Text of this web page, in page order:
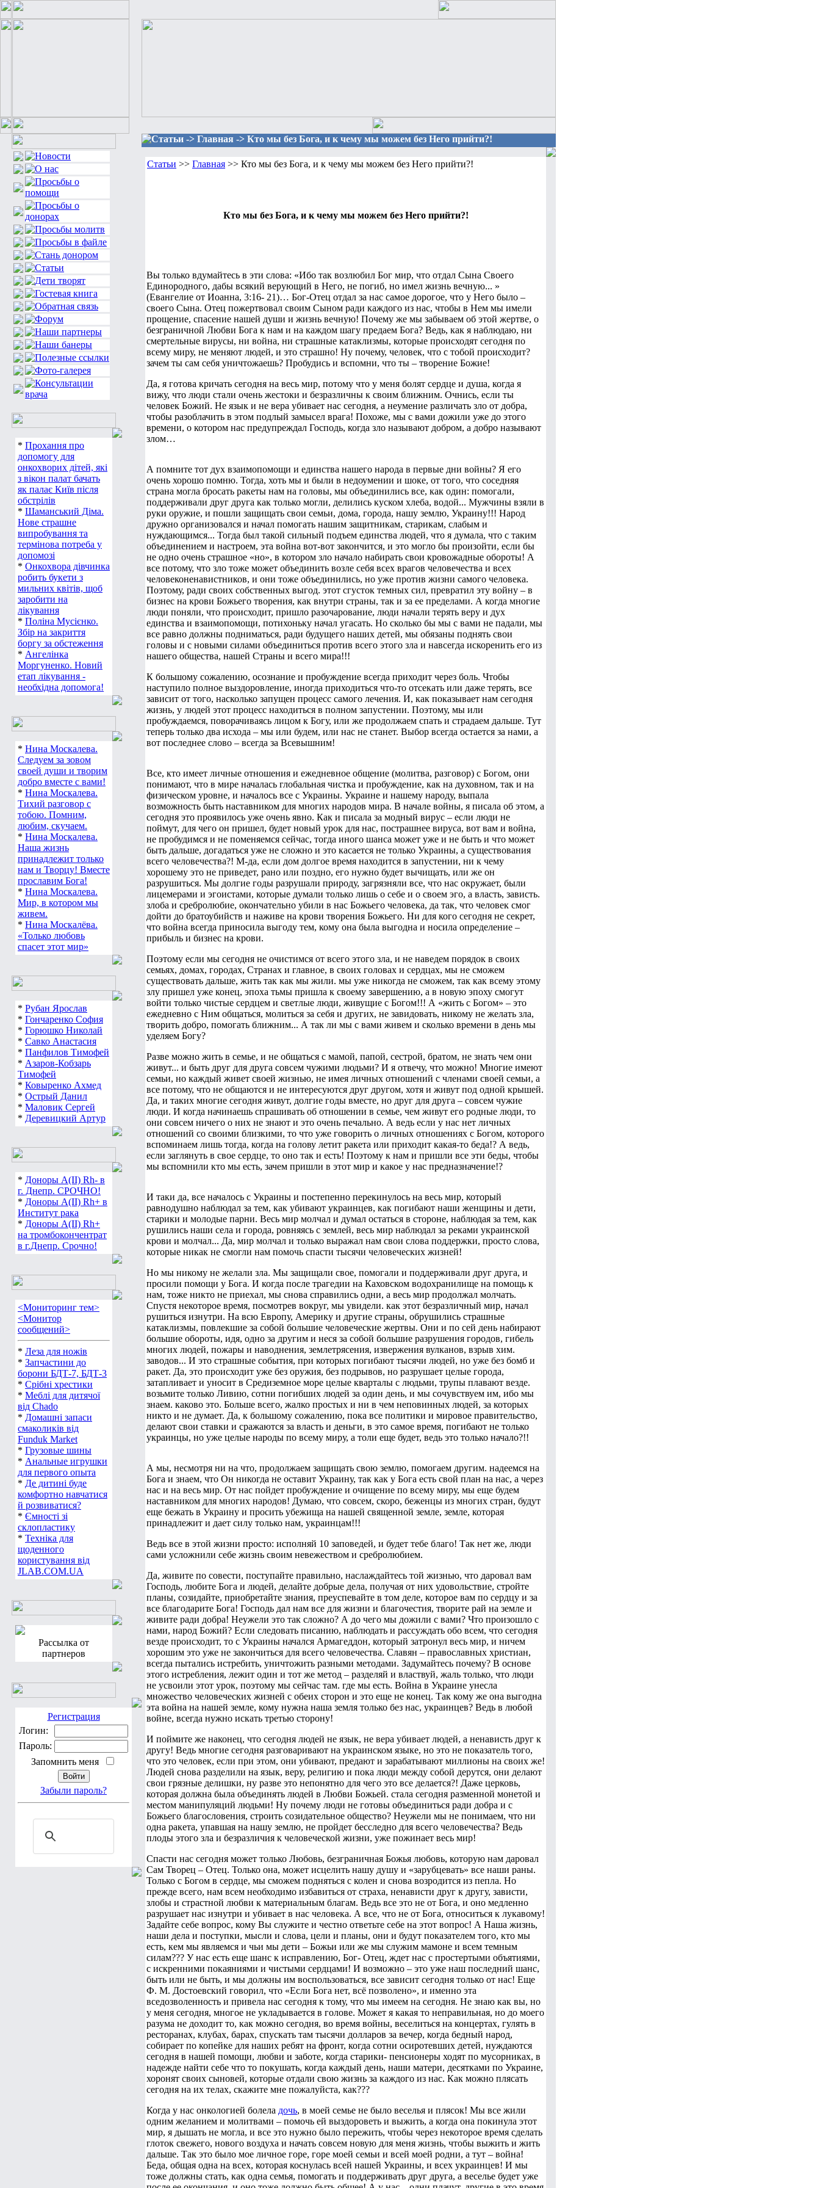
* Прохання про
допомогу для
онкохворих дітей, які
з вікон палат бачать
як палає Київ після
обстрілів
* Шаманський Діма.
Нове страшне
випробування та
термінова потреба у
допомозі
* Онкохвора дівчинка
робить букети з
мильних квітів, щоб
заробити на
лікування
* Поліна Мусієнко.
Збір на закриття
боргу за обстеження
* Ангелінка
Моргуненко. Новий
етап лікування -
необхідна допомога!
* Нина Москалева.
Следуем за зовом
своей души и творим
добро вместе с вами!
* Нина Москалева.
Тихий разговор с
тобою. Помним,
любим, скучаем.
* Нина Москалева.
Наша жизнь
принадлежит только
нам и Творцу! Вместе
прославим Бога!
* Нина Москалева.
Мир, в котором мы
живем.
* Нина Москалёва.
«Только любовь
спасет этот мир»
* Рубан Ярослав
* Гончаренко София
* Горюшко Николай
* Савко Анастасия
* Панфилов Тимофей
* Азаров-Кобзарь
Тимофей
* Ковыренко Ахмед
* Острый Данил
* Маловик Сергей
* Деревицкий Артур
* Доноры А(ІІ) Rh- в
г. Днепр. СРОЧНО!
* Доноры А(ІІ) Rh+ в
Институт рака
* Доноры А(ІІ) Rh+
на тромбокончентрат
в г.Днепр. Срочно!
<Мониторинг тем>
<Монитор
сообщений>
* Леза для ножів
* Запчастини до
борони БДТ-7, БДТ-3
* Срібні хрестики
* Меблі для дитячої
від Chado
* Домашні запаси
смаколиків від
Funduk Market
* Грузовые шины
* Анальные игрушки
для первого опыта
* Де дитині буде
комфортно навчатися
й розвиватися?
* Ємності зі
склопластику
* Техніка для
щоденного
користування від
JLAB.COM.UA
Рассылка от
партнеров
Регистрация
Логин:
Пароль:
Запомнить меня
Забыли пароль?
Статьи -> Главная -> Кто мы без Бога, и к чему мы можем без Него прийти?!
Статьи >> Главная >> Кто мы без Бога, и к чему мы можем без Него прийти?!
Кто мы без Бога, и к чему мы можем без Него прийти?!
Вы только вдумайтесь в эти слова: «Ибо так возлюбил Бог мир, что отдал Сына Своего
Единородного, дабы всякий верующий в Него, не погиб, но имел жизнь вечную... »
(Евангелие от Иоанна, 3:16- 21)… Бог-Отец отдал за нас самое дорогое, что у Него было –
своего Сына. Отец пожертвовал своим Сыном ради каждого из нас, чтобы в Нем мы имели
прощение, спасение нашей души и жизнь вечную! Почему же мы забываем об этой жертве, о
безграничной Любви Бога к нам и на каждом шагу предаем Бога? Ведь, как я наблюдаю, ни
смертельные вирусы, ни война, ни страшные катаклизмы, которые происходят сегодня по
всему миру, не меняют людей, и это страшно! Ну почему, человек, что с тобой происходит?
зачем ты сам себя уничтожаешь? Пробудись и вспомни, что ты – творение Божие!
Да, я готова кричать сегодня на весь мир, потому что у меня болят сердце и душа, когда я
вижу, что люди стали очень жестоки и безразличны к своим ближним. Очнись, если ты
человек Божий. Не язык и не вера убивает нас сегодня, а неумение различать зло от добра,
чтобы разоблачить в этом подлый замысел врага! Похоже, мы с вами дожили уже до этого
времени, о котором нас предупреждал Господь, когда зло называют добром, а добро называют
злом…
А помните тот дух взаимопомощи и единства нашего народа в первые дни войны? Я его
очень хорошо помню. Тогда, хоть мы и были в недоумении и шоке, от того, что соседняя
страна могла бросать ракеты нам на головы, мы объединились все, как один: помогали,
поддерживали друг друга как только могли, делились куском хлеба, водой... Мужчины взяли в
руки оружие, и пошли защищать свои семьи, дома, города, нашу землю, Украину!!! Народ
дружно организовался и начал помогать нашим защитникам, старикам, слабым и
нуждающимся... Тогда был такой сильный подъем единства людей, что я думала, что с таким
объединением и настроем, эта война вот-вот закончится, и это могло бы произойти, если бы
не одно очень страшное «но», в котором зло начало набирать свои кровожадные обороты! А
все потому, что зло тоже может объединить возле себя всех врагов человечества и всех
человеконенавистников, и они тоже объединились, но уже против жизни самого человека.
Поэтому, ради своих собственных выгод. этот сгусток темных сил, превратил эту войну – в
бизнес на крови Божьего творения, как внутри страны, так и за ее пределами. А когда многие
люди поняли, что происходит, пришло разочарование, люди начали терять веру и дух
единства и взаимопомощи, потихоньку начал угасать. Но сколько бы мы с вами не падали, мы
все равно должны подниматься, ради будущего наших детей, мы обязаны поднять свои
головы и с новыми силами объединиться против всего этого зла и навсегда искоренить его из
нашего общества, нашей Страны и всего мира!!!
К большому сожалению, осознание и пробуждение всегда приходит через боль. Чтобы
наступило полное выздоровление, иногда приходиться что-то отсекать или даже терять, все
зависит от того, насколько запущен процесс самого лечения. И, как показывает нам сегодня
жизнь, у людей этот процесс находиться в полном запустении. Поэтому, мы или
пробуждаемся, поворачиваясь лицом к Богу, или же продолжаем спать и страдаем дальше. Тут
теперь только два исхода – мы или будем, или нас не станет. Выбор всегда остается за нами, а
вот последнее слово – всегда за Всевышним!
Все, кто имеет личные отношения и ежедневное общение (молитва, разговор) с Богом, они
понимают, что в мире началась глобальная чистка и пробуждение, как на духовном, так и на
физическом уровне, и началось все с Украины. Украине и нашему народу, выпала
возможность быть наставником для многих народов мира. В начале войны, я писала об этом, а
сегодня это проявилось уже очень явно. Как и писала за модный вирус – если люди не
поймут, для чего он пришел, будет новый урок для нас, пострашнее вируса, вот вам и война,
не пробудимся и не поменяемся сейчас, тогда иного шанса может уже и не быть и что может
быть дальше, догадаться уже не сложно и это касается не только Украины, а существования
всего человечества?! М-да, если дом долгое время находится в запустении, ни к чему
хорошему это не приведет, рано или поздно, его нужно будет вычищать, или же он
разрушиться. Мы долгие годы разрушали природу, загрязняли все, что нас окружает, были
лицемерами и эгоистами, которые думали только лишь о себе и о своем эго, а власть, зависть.
злоба и сребролюбие, окончательно убили в нас Божьего человека, да так, что человек смог
дойти до братоубийств и наживе на крови творения Божьего. Ни для кого сегодня не секрет,
что война всегда приносила выгоду тем, кому она была выгодна и носила определение –
прибыль и бизнес на крови.
Поэтому если мы сегодня не очистимся от всего этого зла, и не наведем порядок в своих
семьях, домах, городах, Странах и главное, в своих головах и сердцах, мы не сможем
существовать дальше, жить так как мы жили. мы уже никогда не сможем, так как всему этому
злу пришел уже конец, эпоха тьмы пришла к своему завершению, а в новую эпоху смогут
войти только чистые сердцем и светлые люди, живущие с Богом!!! А «жить с Богом» – это
ежедневно с Ним общаться, молиться за себя и других, не завидовать, никому не желать зла,
творить добро, помогать ближним... А так ли мы с вами живем и сколько времени в день мы
уделяем Богу?
Разве можно жить в семье, и не общаться с мамой, папой, сестрой, братом, не знать чем они
живут... и быть друг для друга совсем чужими людьми? И я отвечу, что можно! Многие имеют
семьи, но каждый живет своей жизнью, не имея личных отношений с членами своей семьи, а
все потому, что не общаются и не интересуются друг другом, хотя и живут под одной крышей.
Да, и таких многие сегодня живут, долгие годы вместе, но друг для друга – совсем чужие
люди. И когда начинаешь спрашивать об отношении в семье, чем живут его родные люди, то
они совсем ничего о них не знают и это очень печально. А ведь если у нас нет личных
отношений со своими близкими, то что уже говорить о личных отношениях с Богом, которого
вспоминаем лишь тогда, когда на голову летит ракета или приходит какая-то беда!? А ведь,
если заглянуть в свое сердце, то оно так и есть! Поэтому к нам и пришли все эти беды, чтобы
мы вспомнили кто мы есть, зачем пришли в этот мир и какое у нас предназначение!?
И таки да, все началось с Украины и постепенно перекинулось на весь мир, который
равнодушно наблюдал за тем, как убивают украинцев, как погибают наши женщины и дети,
старики и молодые парни. Весь мир молчал и думал остаться в стороне, наблюдая за тем, как
рушились наши села и города, ровняясь с землей, весь мир наблюдал за реками украинской
крови и молчал... Да, мир молчал и только выражал нам свои слова поддержки, просто слова,
которые никак не смогли нам помочь спасти тысячи человеческих жизней!
Но мы никому не желали зла. Мы защищали свое, помогали и поддерживали друг друга, и
просили помощи у Бога. И когда после трагедии на Каховском водохранилище на помощь к
нам, тоже никто не приехал, мы снова справились одни, а весь мир продолжал молчать.
Спустя некоторое время, посмотрев вокруг, мы увидели. как этот безразличный мир, начал
рушиться изнутри. На всю Европу, Америку и другие страны, обрушились страшные
катаклизмы, повлекшие за собой большие человеческие жертвы. Они и по сей день набирают
большие обороты, идя, одно за другим и неся за собой большие разрушения городов, гибель
многих людей, пожары и наводнения, землетрясения, извержения вулканов, взрыв хим.
заводов... И это страшные события, при которых погибают тысячи людей, но уже без бомб и
ракет. Да, это происходит уже без оружия, без подрывов, но разрушает целые города,
затапливает и уносит в Средиземное море целые кварталы с людьми, трупы плавают везде.
возьмите только Ливию, сотни погибших людей за один день, и мы сочувствуем им, ибо мы
знаем. каково это. Больше всего, жалко простых и ни в чем неповинных людей, за которых
никто и не думает. Да, к большому сожалению, пока все политики и мировое правительство,
делают свои ставки и сражаются за власть и деньги, в это самое время, погибают не только
украинцы, но уже целые народы по всему миру, а толи еще будет, ведь это только начало?!!
А мы, несмотря ни на что, продолжаем защищать свою землю, помогаем другим. надеемся на
Бога и знаем, что Он никогда не оставит Украину, так как у Бога есть свой план на нас, а через
нас и на весь мир. От нас пойдет пробуждение и очищение по всему миру, мы еще будем
наставником для многих народов! Думаю, что совсем, скоро, беженцы из многих стран, будут
еще бежать в Украину и просить убежища на нашей священной земле, земле, которая
принадлежит и дает силу только нам, украинцам!!!
Ведь все в этой жизни просто: исполняй 10 заповедей, и будет тебе благо! Так нет же, люди
сами усложнили себе жизнь своим невежеством и сребролюбием.
Да, живите по совести, поступайте правильно, наслаждайтесь той жизнью, что даровал вам
Господь, любите Бога и людей, делайте добрые дела, получая от них удовольствие, стройте
планы, созидайте, приобретайте знания, преуспевайте в том деле, которое вам по сердцу и за
все благодарите Бога! Господь дал нам все для жизни и благочестия, творите рай на земле и
живите ради добра! Неужели это так сложно? А до чего мы дожили с вами? Что произошло с
нами, народ Божий? Если следовать писанию, наблюдать и рассуждать обо всем, что сегодня
везде происходит, то с Украины начался Армагеддон, который затронул весь мир, и ничем
хорошим это уже не закончиться для всего человечества. Славян – православных христиан,
всегда пытались истребить, уничтожить разными методами. Задумайтесь почему? В основе
этого истребления, лежит один и тот же метод – разделяй и властвуй, жаль только, что люди
не усвоили этот урок, поэтому мы сейчас там. где мы есть. Война в Украине унесла
множество человеческих жизней с обеих сторон и это еще не конец. Так кому же она выгодна
эта война на нашей земле, кому нужна наша земля только без нас, украинцев? Ведь в любой
войне, всегда нужно искать третью сторону!
И поймите же наконец, что сегодня людей не язык, не вера убивает людей, а ненависть друг к
другу! Ведь многие сегодня разговаривают на украинском языке, но это не показатель того,
что это человек, если при этом, они убивают, предают и зарабатывают миллионы на своих же!
Людей снова разделили на язык, веру, религию и пока люди между собой дерутся, они делают
свои грязные делишки, ну разве это непонятно для чего это все делается?! Даже церковь,
которая должна была объединять людей в Любви Божьей. стала сегодня разменной монетой и
местом манипуляций людьми! Ну почему люди не готовы объединиться ради добра и с
Божьего благословения, строить созидательное общество? Неужели мы не понимаем, что ни
одна ракета, упавшая на нашу землю, не пройдет бесследно для всего человечества? Ведь
плоды этого зла и безразличия к человеческой жизни, уже пожинает весь мир!
Спасти нас сегодня может только Любовь, безграничная Божья любовь, которую нам даровал
Сам Творец – Отец. Только она, может исцелить нашу душу и «зарубцевать» все наши раны.
Только с Богом в сердце, мы сможем подняться с колен и снова возродится из пепла. Но
прежде всего, нам всем необходимо избавиться от страха, ненависти друг к другу, зависти,
злобы и страстной любви к материальным благам. Ведь все это не от Бога, и оно медленно
разрушает нас изнутри и убивает в нас человека. А все, что не от Бога, относиться к лукавому!
Задайте себе вопрос, кому Вы служите и честно ответьте себе на этот вопрос! А Наша жизнь,
наши дела и поступки, мысли и слова, цели и планы, они и будут показателем того, кто мы
есть, кем мы являемся и чьи мы дети – Божьи или же мы служим мамоне и всем темным
силам??? У нас есть еще шанс к исправлению, Бог- Отец, ждет нас с простертыми объятиями,
с искренними покаяниями и чистыми сердцами! И возможно – это уже наш последний шанс,
быть или не быть, и мы должны им воспользоваться, все зависит сегодня только от нас! Еще
Ф. М. Достоевский говорил, что «Если Бога нет, всё позволено», и именно эта
вседозволенность и привела нас сегодня к тому, что мы имеем на сегодня. Не знаю как вы, но
у меня сегодня, многое не укладывается в голове. Может я какая то неправильная, но до моего
разума не доходит то, как можно сегодня, во время войны, веселиться на концертах, гулять в
ресторанах, клубах, барах, спускать там тысячи долларов за вечер, когда бедный народ,
собирает по копейке для наших ребят на фронт, когда сотни осиротевших детей, нуждаются
сегодня в нашей помощи, любви и заботе, когда старики- пенсионеры ходят по мусорниках, в
надежде найти себе что то покушать, когда каждый день, наши матери, десятками по Украине,
хоронят своих сыновей, которые отдали свою жизнь за каждого из нас. Как можно плясать
сегодня на их телах, скажите мне пожалуйста, как???
Когда у нас онкологией болела дочь, в моей семье не было веселья и плясок! Мы все жили
одним желанием и молитвами – помочь ей выздороветь и выжить, а когда она покинула этот
мир, я дышать не могла, и все это нужно было пережить, чтобы через некоторое время сделать
глоток свежего, нового воздуха и начать совсем новую для меня жизнь, чтобы выжить и жить
дальше. Так это было мое личное горе, горе моей семьи и всей моей родни, а тут – война!
Беда, общая одна на всех, которая коснулась всей нашей Украины, и всех украинцев! И мы
тоже должны стать, как одна семья, помогать и поддерживать друг друга, а веселье будет уже